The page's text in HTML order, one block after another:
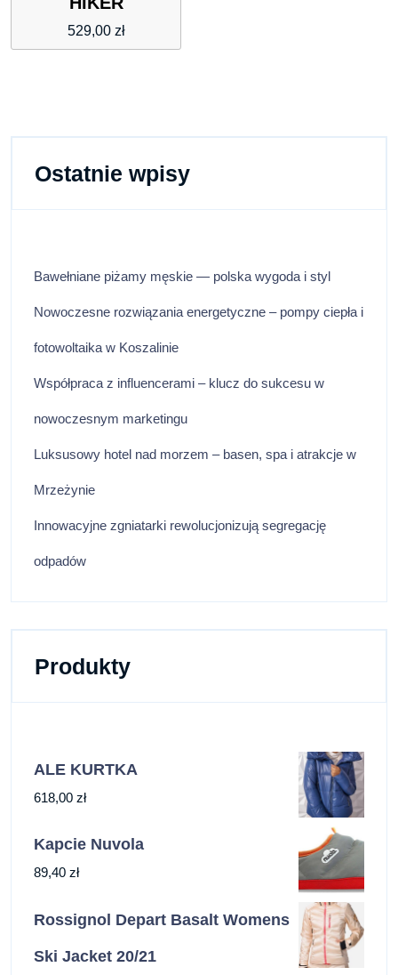
529,00 zł
Ostatnie wpisy
Bawełniane piżamy męskie — polska wygoda i styl
Nowoczesne rozwiązania energetyczne – pompy ciepła i
fotowoltaika w Koszalinie
Współpraca z influencerami – klucz do sukcesu w
nowoczesnym marketingu
Luksusowy hotel nad morzem – basen, spa i atrakcje w
Mrzeżynie
Innowacyjne zgniatarki rewolucjonizują segregację
odpadów
Produkty
ALE KURTKA
618,00 zł
Kapcie Nuvola
89,40 zł
Rossignol Depart Basalt Womens
Ski Jacket 20/21